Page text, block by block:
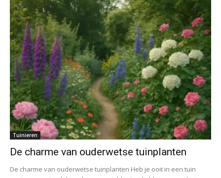
Tuinieren
De charme van ouderwetse tuinplanten
De charme van ouderwetse tuinplanten Heb je ooit in een tuin